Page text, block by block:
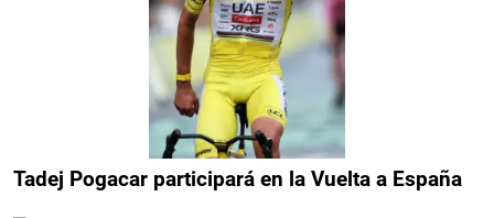
Tadej Pogacar participará en la Vuelta a España